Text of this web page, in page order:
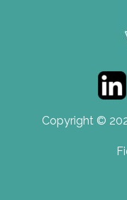
Copyright ©